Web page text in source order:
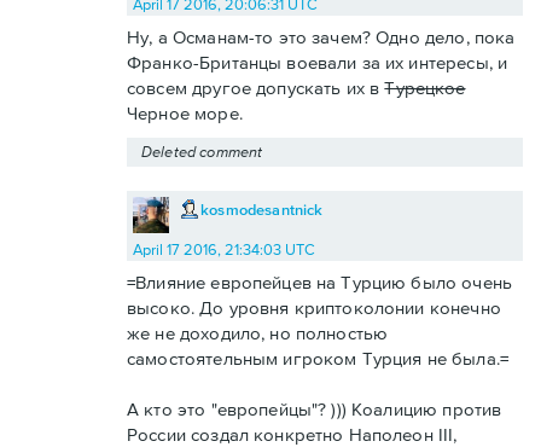
April 17 2016, 20:06:31 UTC
Ну, а Османам-то это зачем? Одно дело, пока
Франко-Британцы воевали за их интересы, и
совсем другое допускать их вТурецкое
Черное море.
Deleted comment
kosmodesantnick
April 17 2016, 21:34:03 UTC
=Влияние европейцев на Турцию было очень
высоко. До уровня криптоколонии конечно
же не доходило, но полностью
самостоятельным игроком Турция не была.=
А кто это "европейцы"? ))) Коалицию против
России создал конкретно Наполеон III,